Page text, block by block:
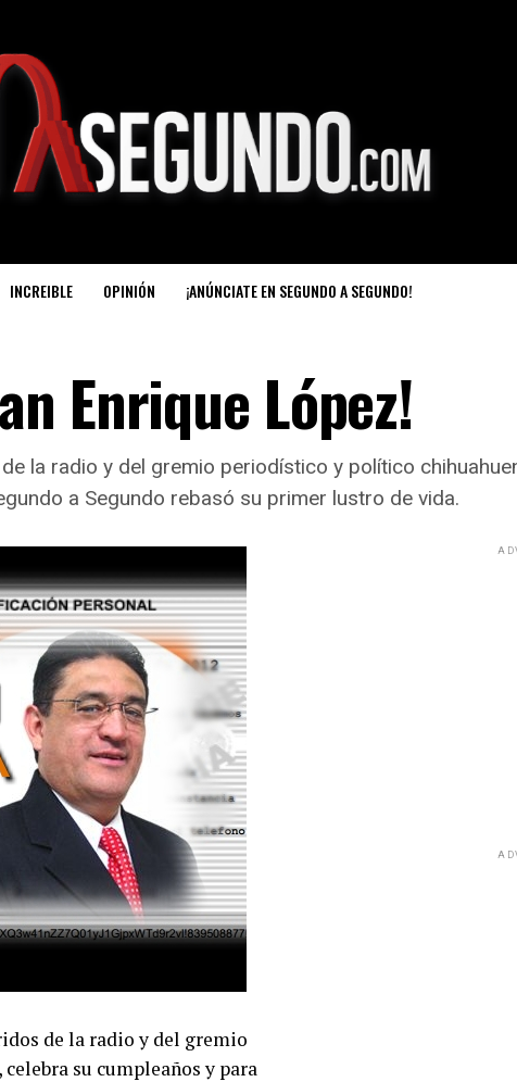
INCREIBLE OPINIÓN ¡ANÚNCIATE EN SEGUNDO A SEGUNDO!
Enrique López!
la radio y del gremio periodístico y político
a Segundo rebasó su primer lustro de vida.
de la radio y del gremio
su cumpleaños y para